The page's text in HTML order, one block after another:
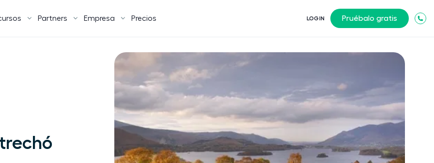
Partners Empresa Precios LOGIN Pruébalo gratis